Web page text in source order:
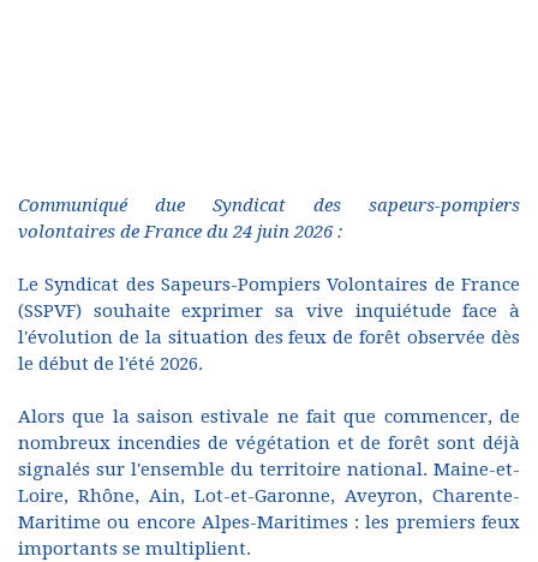
Communiqué due Syndicat des sapeurs-pompiers
volontaires de France du 24 juin 2026 :
Le Syndicat des Sapeurs-Pompiers Volontaires de France
(SSPVF) souhaite exprimer sa vive inquiétude face à
l'évolution de la situation des feux de forêt observée dès
le début de l'été 2026.
Alors que la saison estivale ne fait que commencer, de
nombreux incendies de végétation et de forêt sont déjà
signalés sur l'ensemble du territoire national. Maine-et-
Loire, Rhône, Ain, Lot-et-Garonne, Aveyron, Charente-
Maritime ou encore Alpes-Maritimes : les premiers feux
importants se multiplient.